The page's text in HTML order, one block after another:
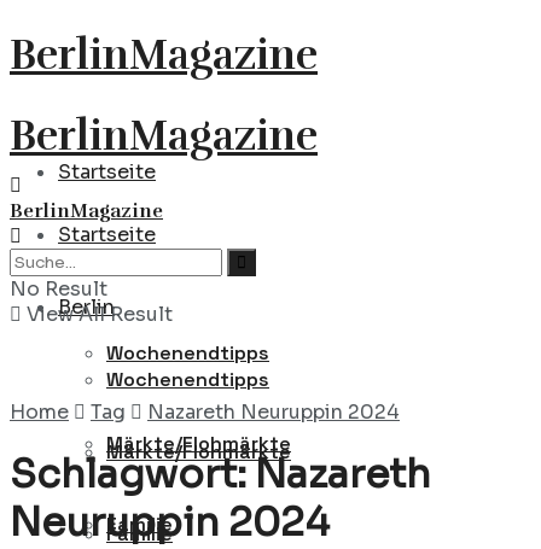
BerlinMagazine
Startseite
Berlin
Wochenendtipps
Märkte/Flohmärkte
Familie
BerlinMagazine
Startseite
Berlin
Wochenendtipps
Märkte/Flohmärkte
Familie
BerlinMagazine
No Result
View All Result
Home Tag Nazareth Neuruppin 2024
Schlagwort:Nazareth
Neuruppin 2024